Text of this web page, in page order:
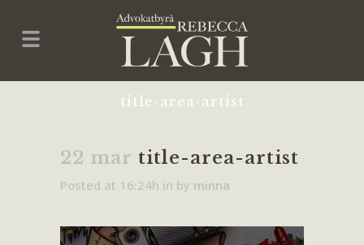
title-area-artist
22 mar title-area-artist
Posted at 16:24h in by minna